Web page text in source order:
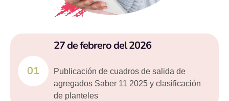
01
27 de febrero del 2026
Publicación de cuadros de salida de
agregados Saber 11 2025 y clasificación
de planteles